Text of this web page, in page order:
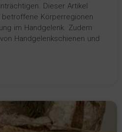
Dieser Artikel
Körperregionen
im Handgelenk. Zudem
Handgelenkschienen und